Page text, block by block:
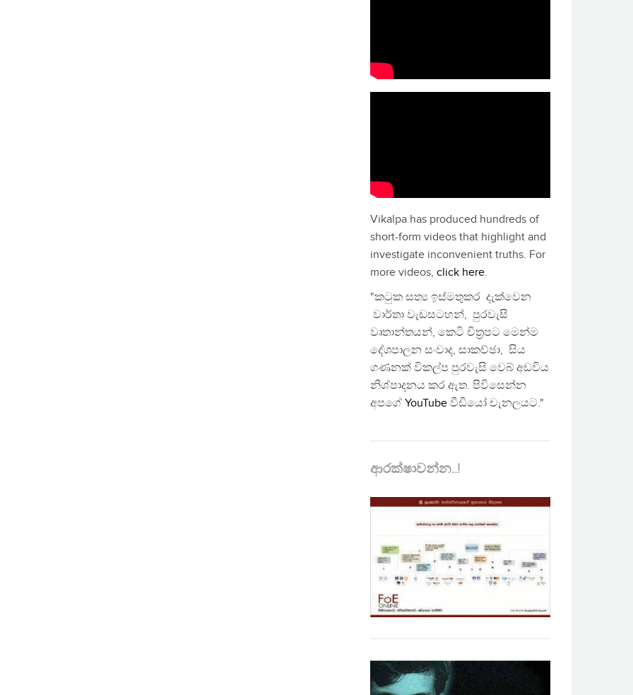
Vikalpa has produced hundreds of
short-form videos that highlight and
investigate inconvenient truths. For
more videos, click here.
"කටුක සත්‍ය ඉස්මතුකර දැක්වෙන
වාර්තා වැඩසටහන්, පුරවැසි
වෘතාන්තයන්, කෙටි චිත්‍රපට මෙන්ම
දේශපාලන සංවාද, සාකච්ඡා, සිය
ගණනක් විකල්ප පුරවැසි වෙබ් අඩවිය
නිශ්පාදනය කර ඇත. පිවිසෙන්න
අපගේ YouTube වීඩියෝ චැනලයට."
ආරක්ෂාවන්න..!